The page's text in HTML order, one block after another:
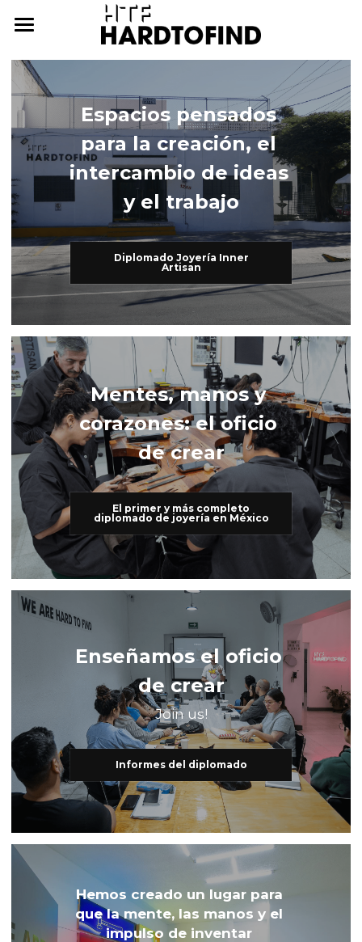
THE WHAT
The What
Inner Artisan
International Workshops
Further Studies
Try Hard
THE WHO
The Who
At Home
Family
Dear Friends
THE WHY
THE HOW
ONLINE CAMPUS
THE ARCHIVE
cursos@htf.org.mx
Espacios pensados
para la creación, el
intercambio de ideas
y el trabajo
Diplomado Joyería Inner
Artisan
Mentes, manos y
corazones: el oficio
de crear
El primer y más completo
diplomado de joyería en México
Enseñamos el oficio
de crear
Join us!
Informes del diplomado
Hemos creado un lugar para
que la mente, las manos y el
impulso de inventar